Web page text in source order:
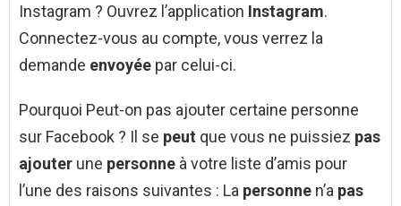
Instagram ? Ouvrez l’application Instagram.
Connectez-vous au compte, vous verrez la
demande envoyée par celui-ci.
Pourquoi Peut-on pas ajouter certaine personne
sur Facebook ? Il se peut que vous ne puissiez pas
ajouter une personne à votre liste d’amis pour
l’une des raisons suivantes : La personne n’a pas